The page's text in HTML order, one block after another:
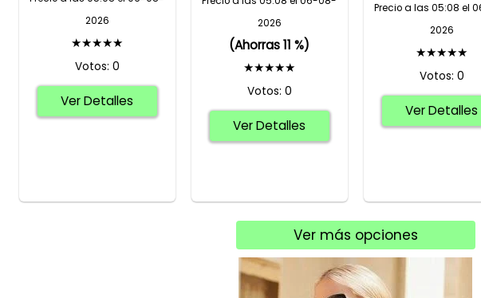
2026
★★★★★
Votos: 0
Ver Detalles
2026
(Ahorras 11 %)
★★★★★
Votos: 0
Ver Detalles
Precio a las 05:08 el
2026
★★★★★
Votos: 0
Ver Detalles
Ver más opciones